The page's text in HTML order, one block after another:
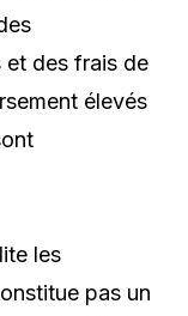
et des frais de
élevés
les
pas un